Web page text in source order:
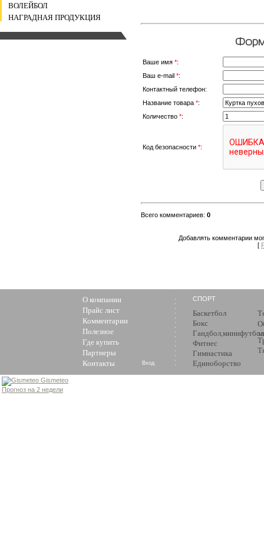
ВОЛЕЙБОЛ
НАГРАДНАЯ ПРОДУКЦИЯ
Ваше имя *:
Ваш e-mail *:
Контактный телефон:
Название товара *:
Количество *:
Код безопасности *:
Всего комментариев: 0
Добавлять комментарии
[
О компании
Прайс лист
Комментарии
Полезное
Где купить
Партнеры
Контакты
СПОРТ
Баскетбол
Бокс
Гандбол,минифутбол
Фитнес
Гимнастика
Единоборство
Вход
Gismeteo
Прогноз на 2 недели